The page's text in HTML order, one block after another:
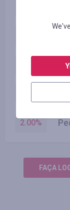
2.00%
FAÇA